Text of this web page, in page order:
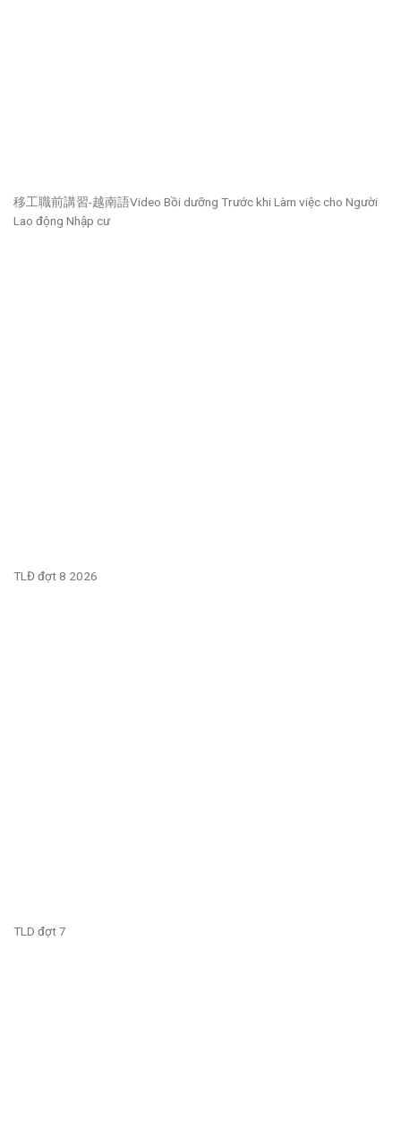
移工職前講習-越南語Video Bồi dưỡng Trước khi Làm việc cho Người
Lao động Nhập cư
TLĐ đợt 8 2026
TLD đợt 7